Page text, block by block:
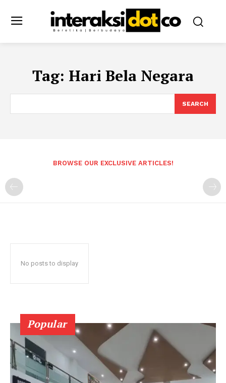
Tag: Hari Bela Negara
SEARCH
BROWSE OUR EXCLUSIVE ARTICLES!
No posts to display
Popular